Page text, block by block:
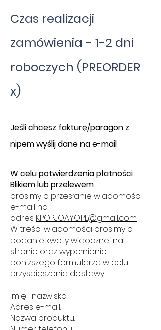
Czas realizacji
zamówienia - 1-2 dni
roboczych (PREORDER
x)
​Jeśli chcesz fakturę/paragon z
nipem wyślij dane na e-mail
W celu potwierdzenia płatności
Blikiem lub przelewem
prosimy o przesłanie wiadomości
e-mail na
adres KPOPJOAYOPL@gmail.com.
W treści wiadomości prosimy o
podanie kwoty widocznej na
stronie oraz wypełnienie
poniższego formularza w celu
przyspieszenia dostawy.
Imię i nazwisko:
Adres e-mail:
Nazwa produktu: